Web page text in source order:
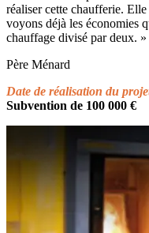
réaliser cette chaufferie.
voyons déjà les économies
chauffage divisé par deux. »
Père Ménard
Date de réalisation du
Subvention de 100 000 €